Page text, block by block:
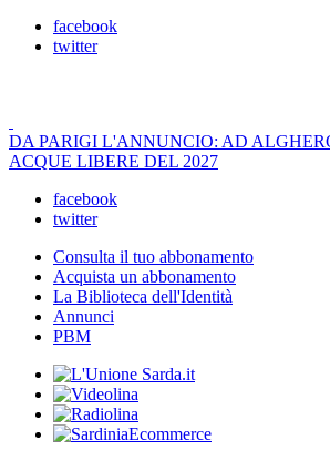
facebook
twitter
DA PARIGI L'ANNUNCIO: AD
ACQUE LIBERE DEL 2027
facebook
twitter
Consulta il tuo abbonamento
Acquista un abbonamento
La Biblioteca dell'Identità
Annunci
PBM